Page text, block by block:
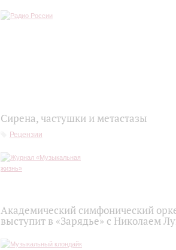
Сирена, частушки и метастазы
Рецензии
Академический симфонический
выступит в «Зарядье» с Николаем